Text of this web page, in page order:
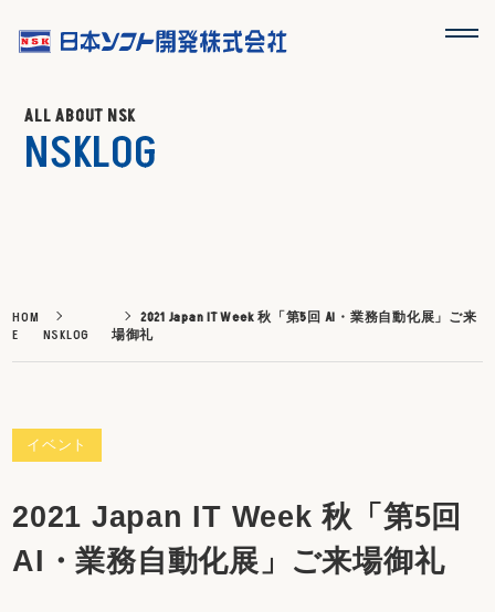
ALL ABOUT NSK
NSKLOG
HOM
E
NSKLOG
2021 Japan IT Week 秋「第5回 AI・業務自動化展」ご来
場御礼
イベント
2021 Japan IT Week 秋「第5回
AI・業務自動化展」ご来場御礼